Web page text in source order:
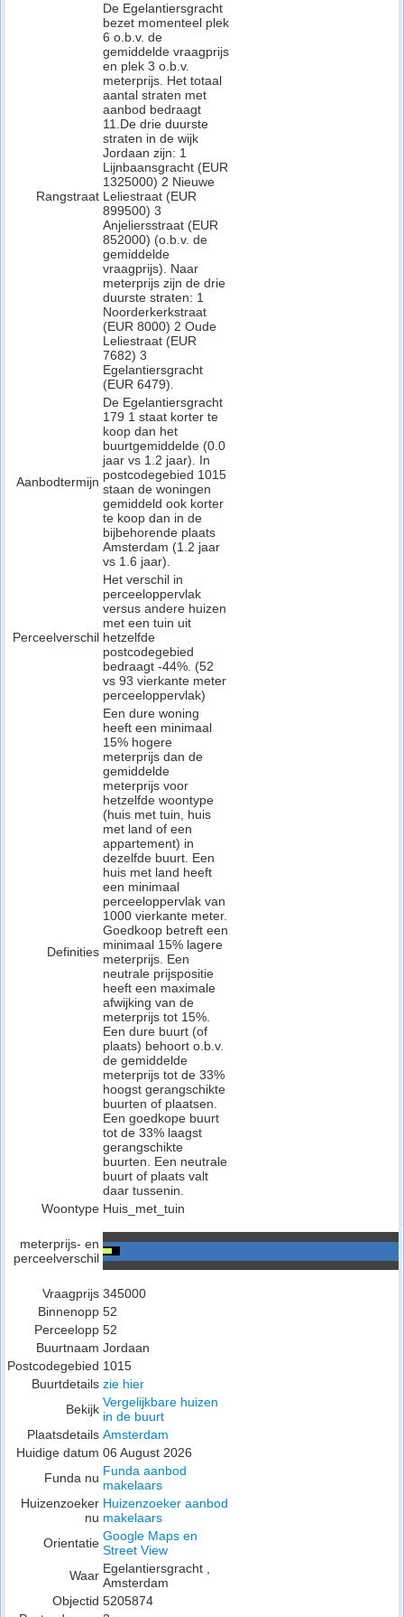
Rangstraat
De Egelantiersgracht
bezet momenteel plek
6 o.b.v. de
gemiddelde vraagprijs
en plek 3 o.b.v.
meterprijs. Het totaal
aantal straten met
aanbod bedraagt
11.De drie duurste
straten in de wijk
Jordaan zijn: 1
Lijnbaansgracht (EUR
1325000) 2 Nieuwe
Leliestraat (EUR
899500) 3
Anjeliersstraat (EUR
852000) (o.b.v. de
gemiddelde
vraagprijs). Naar
meterprijs zijn de drie
duurste straten: 1
Noorderkerkstraat
(EUR 8000) 2 Oude
Leliestraat (EUR
7682) 3
Egelantiersgracht
(EUR 6479).
Aanbodtermijn
De Egelantiersgracht
179 1 staat korter te
koop dan het
buurtgemiddelde (0.0
jaar vs 1.2 jaar). In
postcodegebied 1015
staan de woningen
gemiddeld ook korter
te koop dan in de
bijbehorende plaats
Amsterdam (1.2 jaar
vs 1.6 jaar).
Perceelverschil
Het verschil in
perceeloppervlak
versus andere huizen
met een tuin uit
hetzelfde
postcodegebied
bedraagt -44%. (52
vs 93 vierkante meter
perceeloppervlak)
Definities
Een dure woning
heeft een minimaal
15% hogere
meterprijs dan de
gemiddelde
meterprijs voor
hetzelfde woontype
(huis met tuin, huis
met land of een
appartement) in
dezelfde buurt. Een
huis met land heeft
een minimaal
perceeloppervlak van
1000 vierkante meter.
Goedkoop betreft een
minimaal 15% lagere
meterprijs. Een
neutrale prijspositie
heeft een maximale
afwijking van de
meterprijs tot 15%.
Een dure buurt (of
plaats) behoort o.b.v.
de gemiddelde
meterprijs tot de 33%
hoogst gerangschikte
buurten of plaatsen.
Een goedkope buurt
tot de 33% laagst
gerangschikte
buurten. Een neutrale
buurt of plaats valt
daar tussenin.
Woontype Huis_met_tuin
meterprijs- en
perceelverschil
Vraagprijs 345000
Binnenopp 52
Perceelopp 52
Buurtnaam Jordaan
Postcodegebied 1015
Buurtdetails zie hier
Bekijk Vergelijkbare huizen
in de buurt
Plaatsdetails Amsterdam
Huidige datum 06 August 2026
Funda nu Funda aanbod
makelaars
Huizenzoeker
nu
Huizenzoeker aanbod
makelaars
Orientatie Google Maps en
Street View
Waar Egelantiersgracht ,
Amsterdam
Objectid 5205874